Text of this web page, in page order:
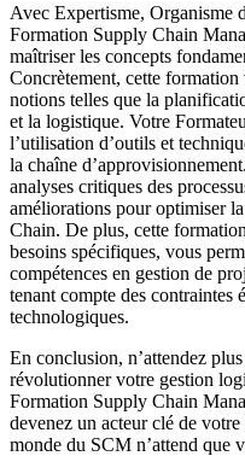
Avec Expertisme,
Formation Supply Chain
maîtriser les concepts
Concrètement, cette
notions telles que la
et la logistique. Votre
l’utilisation d’outils et
la chaîne
analyses critiques des
améliorations pour optimiser
Chain. De plus, cette
besoins spécifiques, vous
compétences en gestion de
tenant compte des contraintes
technologiques.
En conclusion, n’attendez
révolutionner votre gestion
Formation Supply Chain
devenez un acteur clé de
monde du SCM n’attend que